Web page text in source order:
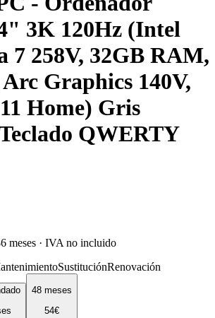
3K 120Hz (Intel
7 258V, 32GB RAM,
Graphics 140V,
Home) Gris
QWERTY
meses · IVA no incluido
SustituciónRenovación
48 meses
54€